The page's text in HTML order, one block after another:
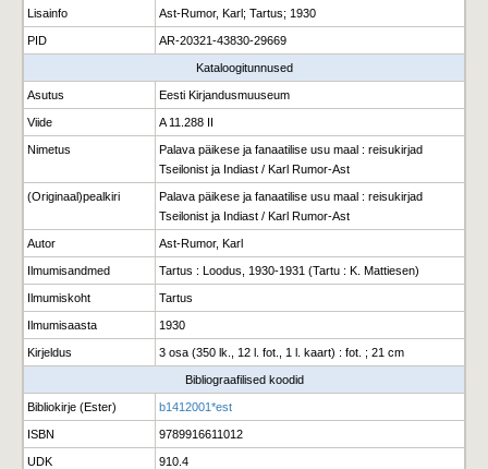
Lisainfo Ast-Rumor, Karl; Tartus; 1930
PID AR-20321-43830-29669
Kataloogitunnused
Asutus Eesti Kirjandusmuuseum
Viide A 11.288 II
Nimetus
Palava päikese ja fanaatilise usu maal : reisukirjad
Tseilonist ja Indiast / Karl Rumor-Ast
(Originaal)pealkiri
Palava päikese ja fanaatilise usu maal : reisukirjad
Tseilonist ja Indiast / Karl Rumor-Ast
Autor Ast-Rumor, Karl
Ilmumisandmed Tartus : Loodus, 1930-1931 (Tartu : K. Mattiesen)
Ilmumiskoht Tartus
Ilmumisaasta 1930
Kirjeldus 3 osa (350 lk., 12 l. fot., 1 l. kaart) : fot. ; 21 cm
Bibliograafilised koodid
Bibliokirje (Ester) b1412001*est
ISBN 9789916611012
UDK 910.4